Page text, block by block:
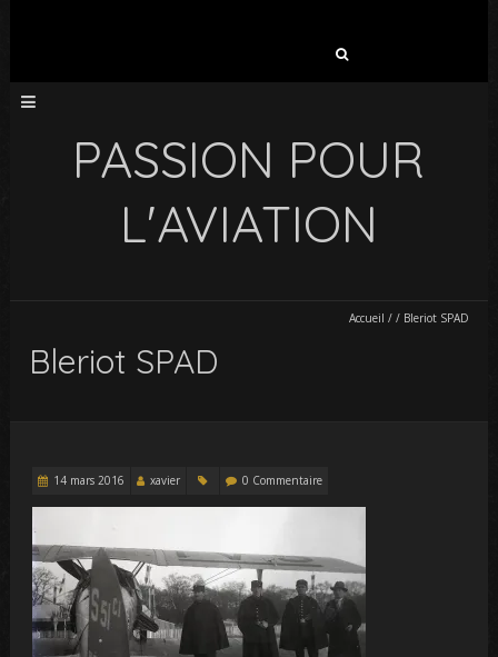
PASSION POUR
L'AVIATION
Accueil / / Bleriot SPAD
Bleriot SPAD
14 mars 2016 xavier 0 Commentaire